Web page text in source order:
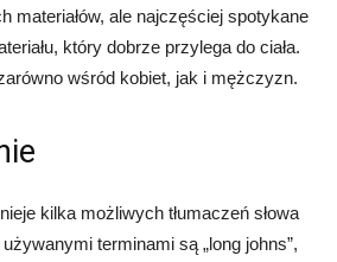
materiałów, ale najczęściej spotykane
który dobrze przylega do ciała.
wśród kobiet, jak i mężczyzn.
kilka możliwych tłumaczeń słowa
terminami są „long johns”,